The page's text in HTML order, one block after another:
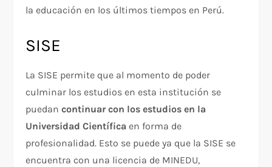
la educación en los últimos tiempos en Perú.
SISE
La SISE permite que al momento de poder
culminar los estudios en esta institución se
puedancontinuar con los estudios en la
Universidad Científica en forma de
profesionalidad. Esto se puede ya que la SISE se
encuentra con una licencia de MINEDU,